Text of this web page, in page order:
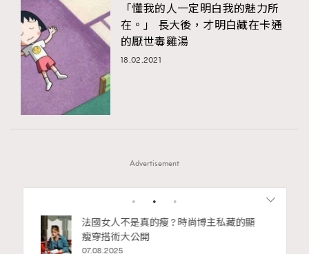
「懂我的人一定明白我的魅力所
在。」 長大後，才明白藏在卡通
的厭世毒雞湯
18.02.2021
Advertisement
2 3 4 5 6
的瘦 ? 時尚博主私藏的顯
別再用酒精消毒皮革！6個清潔